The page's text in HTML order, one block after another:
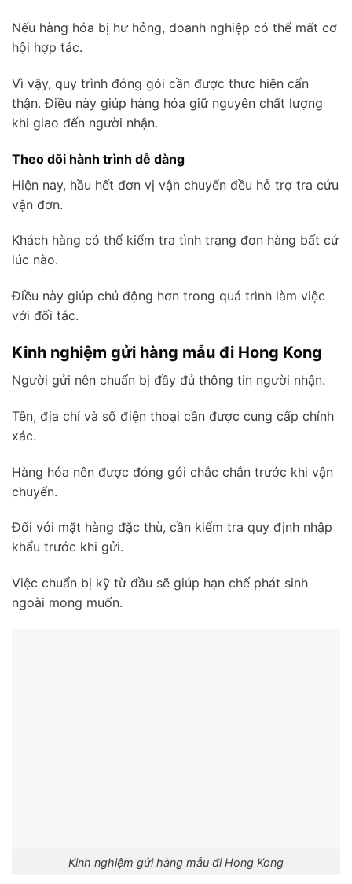
Nếu hàng hóa bị hư hỏng, doanh nghiệp có thể mất cơ
hội hợp tác.
Vì vậy, quy trình đóng gói cần được thực hiện cẩn
thận. Điều này giúp hàng hóa giữ nguyên chất lượng
khi giao đến người nhận.
Theo dõi hành trình dễ dàng
Hiện nay, hầu hết đơn vị vận chuyển đều hỗ trợ tra cứu
vận đơn.
Khách hàng có thể kiểm tra tình trạng đơn hàng bất cứ
lúc nào.
Điều này giúp chủ động hơn trong quá trình làm việc
với đối tác.
Kinh nghiệm gửi hàng mẫu đi Hong Kong
Người gửi nên chuẩn bị đầy đủ thông tin người nhận.
Tên, địa chỉ và số điện thoại cần được cung cấp chính
xác.
Hàng hóa nên được đóng gói chắc chắn trước khi vận
chuyển.
Đối với mặt hàng đặc thù, cần kiểm tra quy định nhập
khẩu trước khi gửi.
Việc chuẩn bị kỹ từ đầu sẽ giúp hạn chế phát sinh
ngoài mong muốn.
Kinh nghiệm gửi hàng mẫu đi Hong Kong